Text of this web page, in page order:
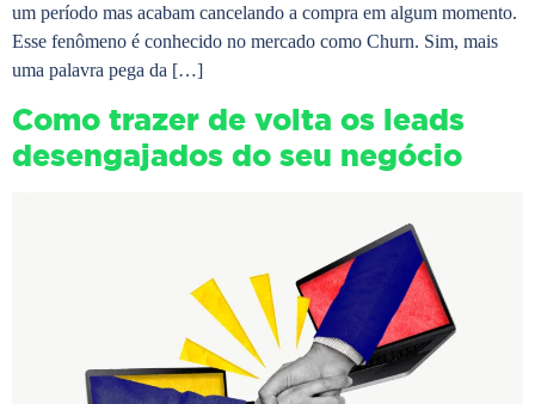
um período mas acabam cancelando a compra em algum momento.
Esse fenômeno é conhecido no mercado como Churn. Sim, mais
uma palavra pega da […]
Como trazer de volta os leads
desengajados do seu negócio